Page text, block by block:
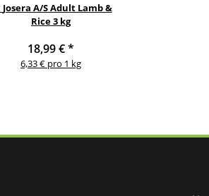
Josera A/S Adult Lamb &
Rice 3 kg
18,99 €*
6,33 € pro 1 kg